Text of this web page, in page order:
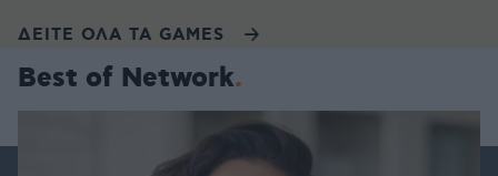
ΔΕΙΤΕ ΟΛΑ ΤΑ GAMES
Best of Network